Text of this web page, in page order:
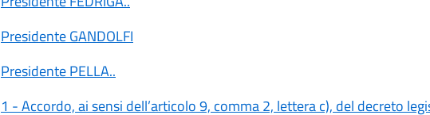
Presidente GANDOLFI
Presidente PELLA..
1 - Accordo, ai sensi dell’articolo 9, comma 2, lettera c), del decreto